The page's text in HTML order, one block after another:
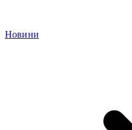
Новини